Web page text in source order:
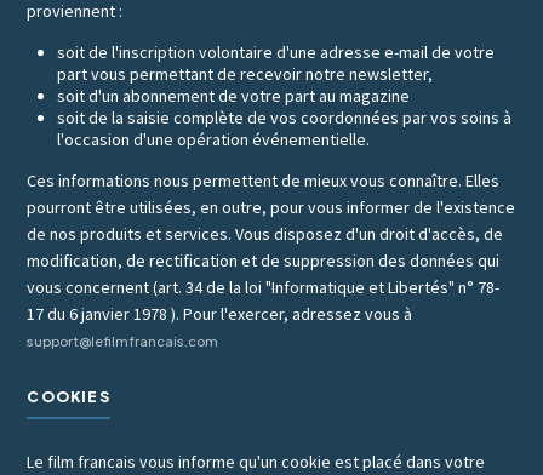
proviennent :
soit de l'inscription volontaire d'une adresse e-mail de votre
part vous permettant de recevoir notre newsletter,
soit d'un abonnement de votre part au magazine
soit de la saisie complète de vos coordonnées par vos soins à
l'occasion d'une opération événementielle.
Ces informations nous permettent de mieux vous connaître. Elles
pourront être utilisées, en outre, pour vous informer de l'existence
de nos produits et services. Vous disposez d'un droit d'accès, de
modification, de rectification et de suppression des données qui
vous concernent (art. 34 de la loi "Informatique et Libertés" n° 78-
17 du 6 janvier 1978 ). Pour l'exercer, adressez vous à
support@lefilmfrancais.com
COOKIES
Le film francais vous informe qu'un cookie est placé dans votre